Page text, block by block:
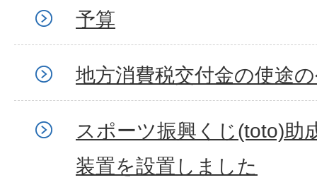
予算
地方消費税交付金の使途
スポーツ振興くじ(toto)助
装置を設置しました